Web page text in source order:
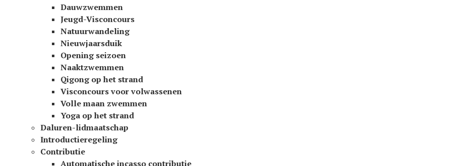
Dauwzwemmen
Jeugd-Visconcours
Natuurwandeling
Nieuwjaarsduik
Opening seizoen
Naaktzwemmen
Qigong op het strand
Visconcours voor volwassenen
Volle maan zwemmen
Yoga op het strand
Daluren-lidmaatschap
Introductieregeling
Contributie
Automatische incasso contributie